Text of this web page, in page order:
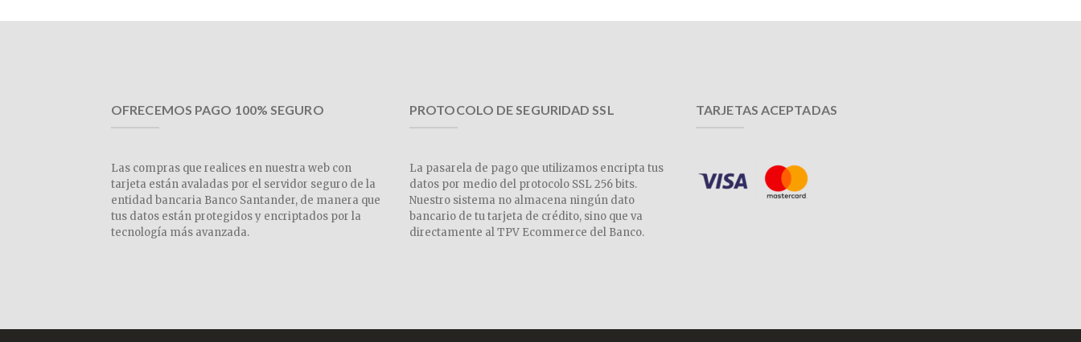
OFRECEMOS PAGO 100% SEGURO
Las compras que realices en nuestra web con
tarjeta están avaladas por el servidor seguro de la
entidad bancaria Banco Santander, de manera que
tus datos están protegidos y encriptados por la
tecnología más avanzada.
PROTOCOLO DE SEGURIDAD SSL
La pasarela de pago que utilizamos encripta tus
datos por medio del protocolo SSL 256 bits.
Nuestro sistema no almacena ningún dato
bancario de tu tarjeta de crédito, sino que va
directamente al TPV Ecommerce del Banco.
TARJETAS ACEPTADAS